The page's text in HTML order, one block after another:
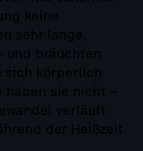
keine
sehr lange,
und bräuchten
sich körperlich
haben sie nicht –
verläuft
der Heißzeit